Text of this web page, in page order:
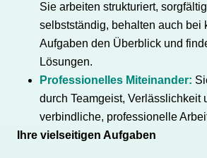
Sie arbeiten strukturiert,
selbstständig, behalten auch bei
Aufgaben den Überblick und
Lösungen.
Professionelles Miteinander:
durch Teamgeist, Verlässlichkeit
verbindliche, professionelle
Ihre vielseitigen Aufgaben